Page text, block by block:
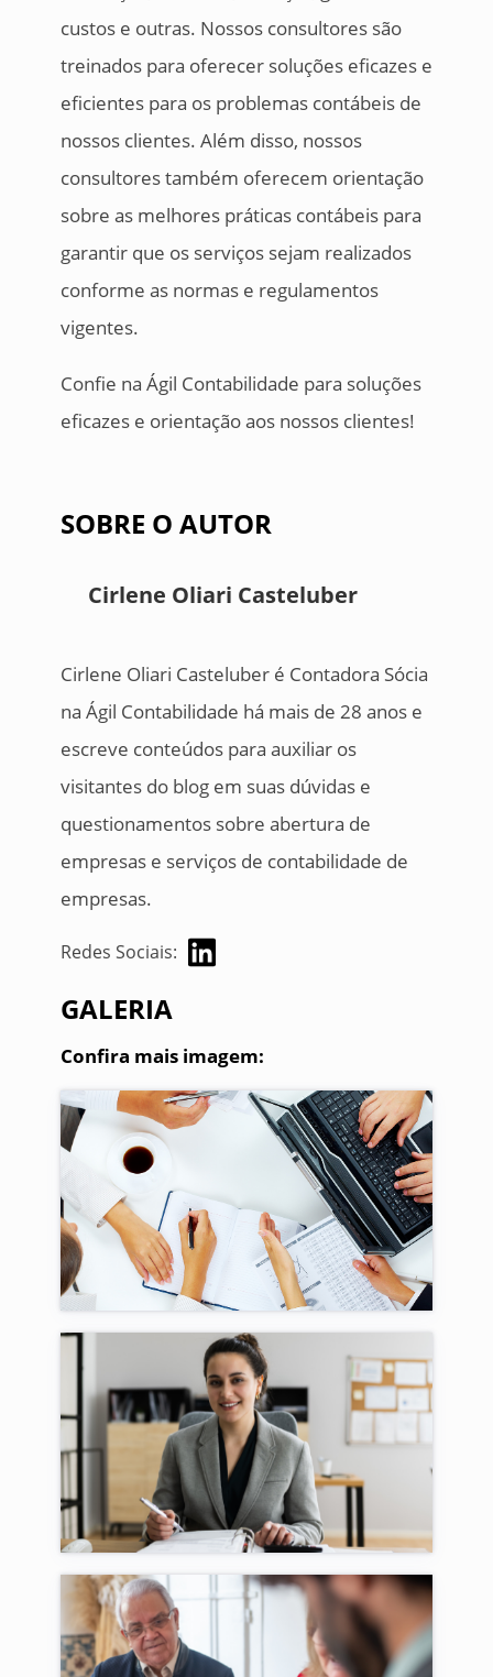
custos e outras. Nossos consultores são
treinados para oferecer soluções eficazes e
eficientes para os problemas contábeis de
nossos clientes. Além disso, nossos
consultores também oferecem orientação
sobre as melhores práticas contábeis para
garantir que os serviços sejam realizados
conforme as normas e regulamentos
vigentes.
Confie na Ágil Contabilidade para soluções
eficazes e orientação aos nossos clientes!
SOBRE O AUTOR
Cirlene Oliari Casteluber
Cirlene Oliari Casteluber é Contadora Sócia
na Ágil Contabilidade há mais de 28 anos e
escreve conteúdos para auxiliar os
visitantes do blog em suas dúvidas e
questionamentos sobre abertura de
empresas e serviços de contabilidade de
empresas.
Redes Sociais:
GALERIA
Confira mais imagem: